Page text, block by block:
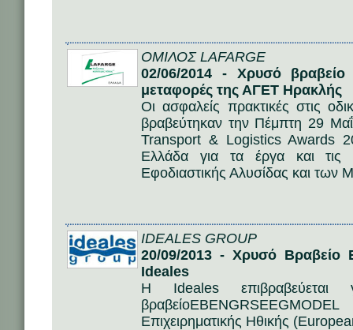
ΟΜΙΛΟΣ LAFARGE
02/06/2014 - Χρυσό βραβείο
μεταφορές της ΑΓΕΤ Ηρακλής
Οι ασφαλείς πρακτικές στις
βραβεύτηκαν την Πέμπτη 29
Transport & Logistics Awards
Ελλάδα για τα έργα και τις
Εφοδιαστικής Αλυσίδας και των
IDEALES GROUP
20/09/2013 - Χρυσό Βραβείο
Ideales
Η Ideales
Επιχειρηματικής Ηθικής